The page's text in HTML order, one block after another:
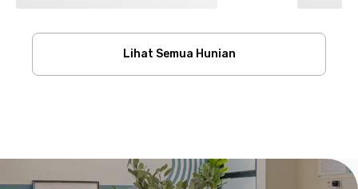
Lihat Semua Hunian